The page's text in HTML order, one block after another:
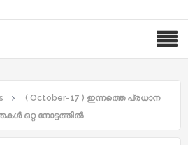
( October-17 ) ഇന്നത്തെ പ്രധാന
ഒറ്റ നോട്ടത്തിൽ